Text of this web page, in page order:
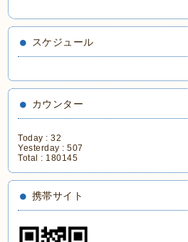
スケジュール
カウンター
Today :32
Yesterday :507
Total : 180145
携帯サイト